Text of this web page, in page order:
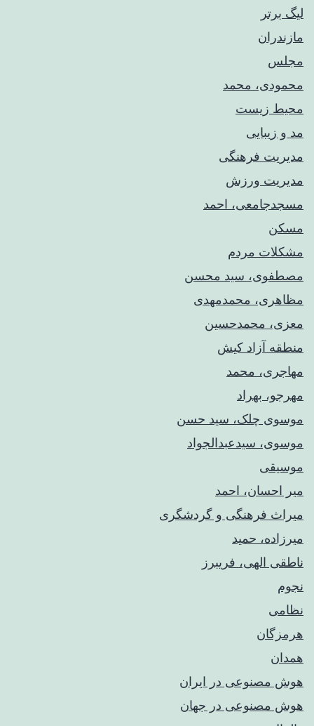
لیگ برتر
مازندران
مجلس
محمودی، محمد
محیط زیست
مد و زیبایی
مدیریت فرهنگی
مدیریت ورزش
مسجدجامعی، احمد
مسکن
مشکلات مردم
مصطفوی، سید محسن
مظاهری، محمدمهدی
معزی، محمدحسین
منطقه آزاد کیش
مهاجری، محمد
مهرجو، بهراد
موسوی چلک، سید حسن
موسوی، سیدعبدالجواد
موسیقی
میر احسان، احمد
میراث فرهنگی و گردشگری
میرزاده، حمید
ناطقی الهی، فریبرز
نجوم
نظامی
هرمزگان
همدان
هوش مصنوعی در ایران
هوش مصنوعی در جهان